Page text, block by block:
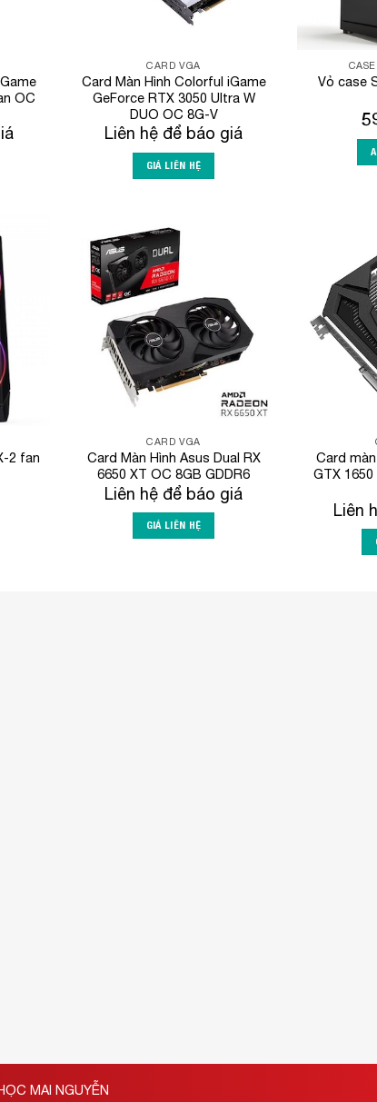
OC
CARD VGA
Card Màn Hình Colorful iGame
GeForce RTX 3050 Ultra W
DUO OC 8G-V
Liên hệ để báo giá
GIÁ LIÊN HỆ
Vỏ case
Add to
2 fan
CARD VGA
Card Màn Hình Asus Dual RX
6650 XT OC 8GB GDDR6
Liên hệ để báo giá
GIÁ LIÊN HỆ
Card
GTX 1650
Liên
MAI NGUYỄN